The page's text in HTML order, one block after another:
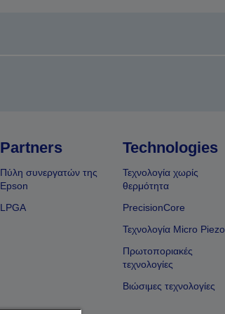
Partners
Πύλη συνεργατών της
Epson
LPGA
Technologies
Τεχνολογία χωρίς
θερμότητα
PrecisionCore
Τεχνολογία Micro Piezo
Πρωτοποριακές
τεχνολογίες
Βιώσιμες τεχνολογίες